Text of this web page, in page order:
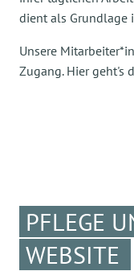
dient als Grundlage
Unsere
Zugang. Hier geht's
PFLEGE
WEBSITE